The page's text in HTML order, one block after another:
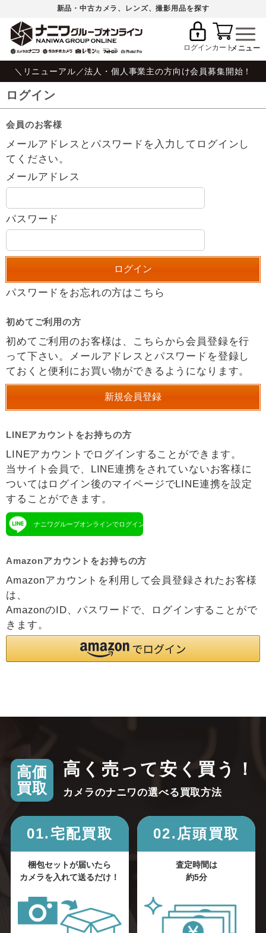
新品・中古カメラ、レンズ、撮影用品を探す
ログインカート
＼リニューアル／法人・個人事業主の方向け会員募集開始！
ログイン
会員のお客様
メールアドレスとパスワードを入力してログインし
てください。
メールアドレス
パスワード
パスワードをお忘れの方はこちら
初めてご利用の方
初めてご利用のお客様は、こちらから会員登録を行
って下さい。メールアドレスとパスワードを登録し
ておくと便利にお買い物ができるようになります。
LINEアカウントをお持ちの方
LINEアカウントでログインすることができます。
当サイト会員で、LINE連携をされていないお客様に
ついてはログイン後のマイページでLINE連携を設定
することができます。
ナニワグループオンラインでログイン
Amazonアカウントをお持ちの方
Amazonアカウントを利用して会員登録されたお客様
は、
AmazonのID、パスワードで、ログインすることがで
きます。
高価
買取
高く売って安く買う！
カメラのナニワの選べる買取方法
01.宅配買取
梱包セットが届いたら
カメラを入れて送るだけ！
02.店頭買取
査定時間は
約5分